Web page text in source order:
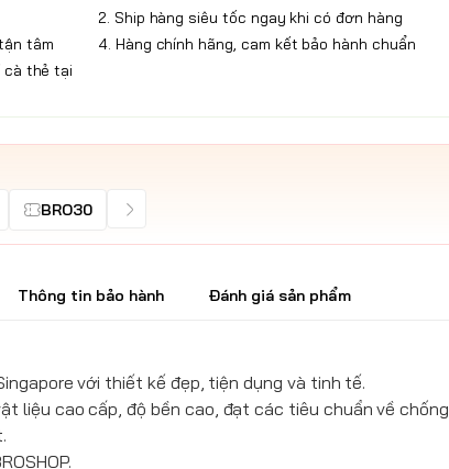
2. Ship hàng siêu tốc ngay khi có đơn hàng
tâm
4. Hàng chính hãng, cam kết bảo hành chuẩn
cà thẻ tại
BRO30
Thông tin bảo hành Đánh giá sản phẩm
với thiết kế đẹp, tiện dụng và tinh tế.
liệu cao cấp, độ bền cao, đạt các tiêu chuẩn về chống